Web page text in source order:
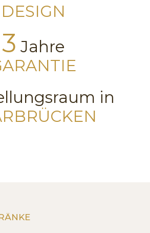
DESIGN
3 Jahre
in